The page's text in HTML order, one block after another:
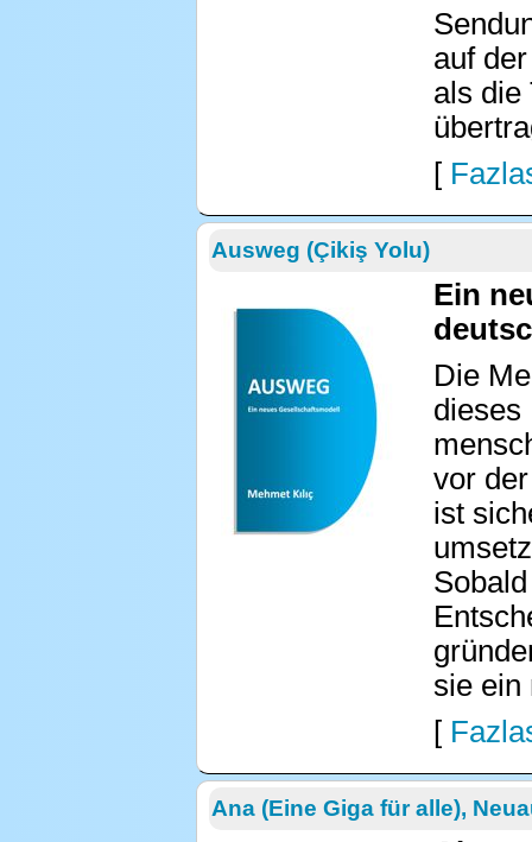
auf
als die
[
Ausweg (Çikiş Yolu)
Ein
Die
dieses
vor
ist
sie ein
[
Ana (Eine Giga für alle),